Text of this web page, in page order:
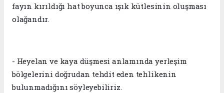
fayın kırıldığı hat boyunca ışık kütlesinin oluşması
olağandır.
- Heyelan ve kaya düşmesi anlamında yerleşim
bölgelerini doğrudan tehdit eden tehlikenin
bulunmadığını söyleyebiliriz.